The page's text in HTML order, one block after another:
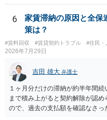
の建物を住居用に限定する（事
きるかどうかが重要でしょう（
に改装したという事案で、住居
として契約解除を認めなかった
や解釈の問題になりますので、弁
します。
6
家賃滞納の原因と全保
策は？
#賃料回収 #賃貸契約トラブル #住民・
2026年7月29日
吉田 雄大 弁護士
１ヶ月分だけの滞納が約半年間
まで積み上がると契約解除が認
ので、過去の支払額を確認なさ